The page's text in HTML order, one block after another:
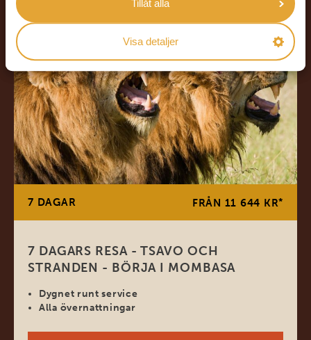
Tillåt alla
Visa detaljer
7 DAGAR FRÅN 11 644 KR*
7 DAGARS RESA - TSAVO OCH
STRANDEN - BÖRJA I MOMBASA
Dygnet runt service
Alla övernattningar